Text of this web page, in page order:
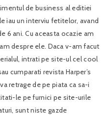
de business al editiei
iau un interviu fetitelor, avand
6 ani. Cu aceasta ocazie am
despre ele. Daca v-am facut
intrati pe site-ul cel cool
cumparati revista Harper’s
retrage de pe piata ca sa-i
le pe furnici pe site-urile
sunt niste gazde